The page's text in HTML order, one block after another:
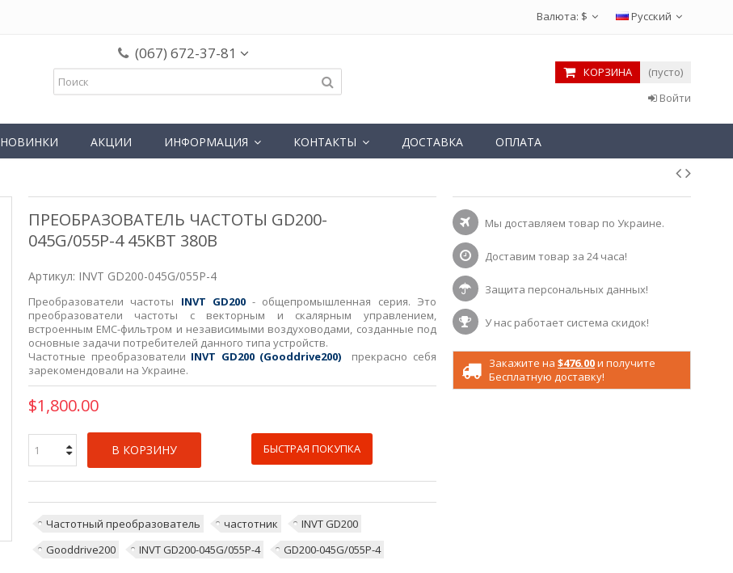
Русский
Валюта: $
(067) 672-37-81
КОРЗИНА
(пусто)
Войти
НОВИНКИ АКЦИИ ИНФОРМАЦИЯ КОНТАКТЫ ДОСТАВКА ОПЛАТА
ПРЕОБРАЗОВАТЕЛЬ ЧАСТОТЫ GD200-
045G/055P-4 45КВТ 380В
Артикул: INVT GD200-045G/055P-4
Преобразователи частоты INVT GD200- общепромышленная серия. Это
преобразователи частоты с векторным и скалярным управлением,
встроенным ЕМС-фильтром и независимыми воздуховодами, созданные под
основные задачи потребителей данного типа устройств.
Частотные преобразователи INVT GD200 (Gooddrive200) прекрасно себя
зарекомендовали на Украине.
$1,800.00
В КОРЗИНУ БЫСТРАЯ ПОКУПКА
Частотный преобразователь частотник
INVT GD200
Gooddrive200
INVT GD200-045G/055P-4 GD200-045G/055P-4
Мы доставляем товар по Украине.
Доставим товар за 24 часа!
Защита персональных данных!
У нас работает система скидок!
Закажите на $476.00и получите
Бесплатную доставку!